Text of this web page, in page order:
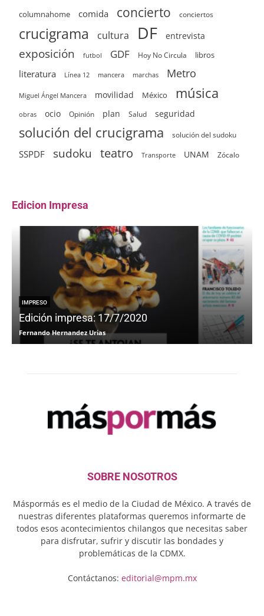
columnahome comida concierto conciertos
crucigrama cultura DF entrevista
exposición futbol GDF Hoy No Circula libros
literatura Línea 12 mancera marchas Metro
Miguel Ángel Mancera movilidad México música
obras ocio Opinión plan Salud seguridad
solución del crucigrama solución del sudoku
SSPDF sudoku teatro Transporte UNAM Zócalo
Edicion Impresa
IMPRESO
Edición impresa: 17/7/2020
Fernando Hernandez Urias
SOBRE NOSOTROS
Máspormás es el medio de la Ciudad de México. A través de
nuestras diferentes plataformas queremos informarte de
todos esos acontecimientos chilangos que necesitas saber
para disfrutar, sufrir y discutir las bondades y
problemáticas de la CDMX.
Contáctanos: editorial@mpm.mx